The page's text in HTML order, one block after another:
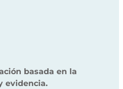
basada en la
evidencia.